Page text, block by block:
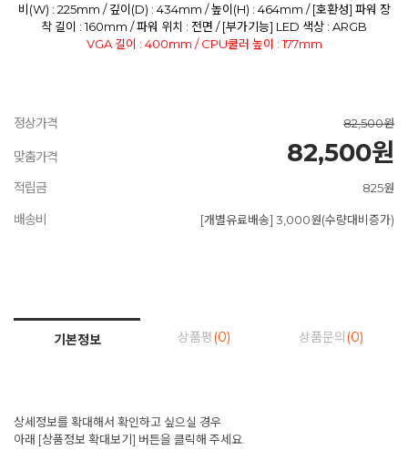
비(W) : 225mm / 깊이(D) : 434mm / 높이(H) : 464mm / [호환성] 파워 장
착 길이 : 160mm / 파워 위치 : 전면 / [부가기능] LED 색상 : ARGB
VGA 길이 : 400mm / CPU쿨러 높이 : 177mm
정상가격 82,500원
맞춤가격 82,500원
적립금 825원
배송비 [개별유료배송] 3,000원(수량대비증가)
기본정보 상품평 (0) 상품문의 (0)
상세정보를 확대해서 확인하고 싶으실 경우
아래 [상품정보 확대보기] 버튼을 클릭해 주세요.